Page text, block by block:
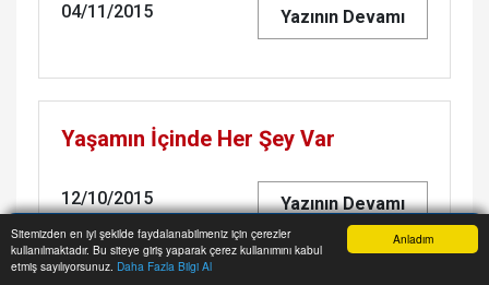
Anladım
Sitemizden en iyi şekilde faydalanabilmeniz için çerezler
kullanılmaktadır. Bu siteye giriş yaparak çerez kullanımını kabul
etmiş sayılıyorsunuz. Daha Fazla Bilgi Al
04/11/2015 Yazının Devamı
Yaşamın İçinde Her Şey Var
12/10/2015 Yazının Devamı
Anasayfa Yazarlar Haber Ara İhbar Hattı Menu